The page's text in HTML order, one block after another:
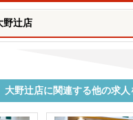
辻店
野辻店に関連する他の求人